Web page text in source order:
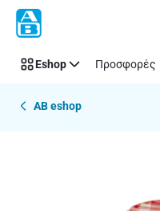
Παράλειψη
Eshop Προσφορές
AB eshop